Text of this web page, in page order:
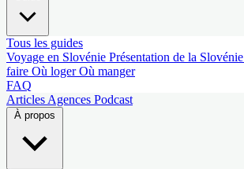
Tous les guides
Voyage en Slovénie Présentation de la Slovénie
faire Où logerOù manger
FAQ
Articles Agences Podcast